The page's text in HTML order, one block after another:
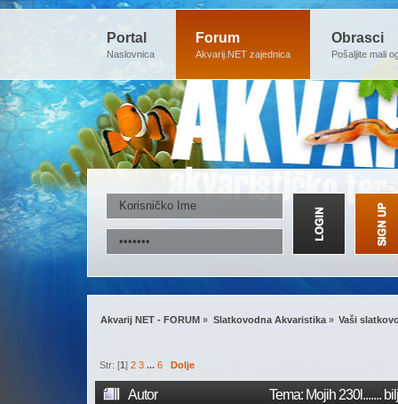
Portal
Naslovnica
Forum
Akvarij.NET zajednica
Obrasci
Pošaljite mali
Akvarij NET - FORUM » Slatkovodna Akvaristika» Vaši
Str: [1]2 3 ...6 Dolje
Autor Tema: Mojih 230l.......